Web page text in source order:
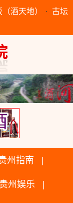
酒天地） · 古坛
州指南
贵州娱乐